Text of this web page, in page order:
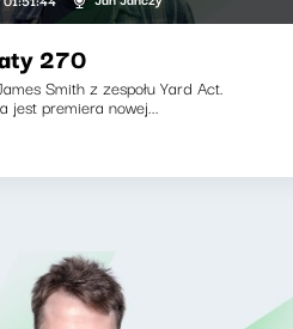
270
Smith z zespołu Yard Act.
jest premiera nowej...